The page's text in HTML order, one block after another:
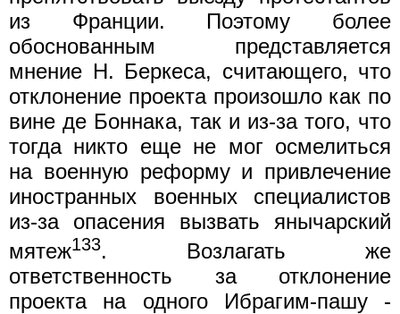
из Франции. Поэтому более
обоснованным представляется
мнение Н. Беркеса, считающего, что
отклонение проекта произошло как по
вине де Боннака, так и из-за того, что
тогда никто еще не мог осмелиться
на военную реформу и привлечение
иностранных военных специалистов
из-за опасения вызвать янычарский
мятеж133. Возлагать же
ответственность за отклонение
проекта на одного Ибрагим-пашу -